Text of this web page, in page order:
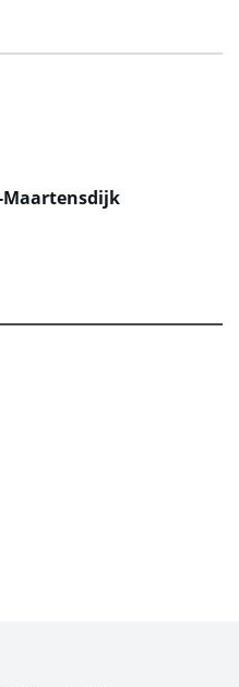
Maartensdijk